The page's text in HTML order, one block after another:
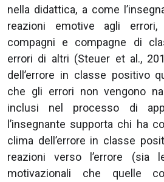
nella didattica, a come
reazioni emotive agli
compagni e compagne di
errori di altri (Steuer et al.,
dell’errore in classe positivo
che gli errori non vengono
inclusi nel processo di
l’insegnante supporta chi ha
clima dell’errore in classe
reazioni verso l’errore (sia
motivazionali che quelle